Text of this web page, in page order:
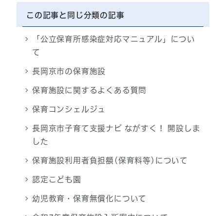
この記事と同じ分類の記事
「公立保育所感染症対応マニュアル」につい
て
長岡京市の保育施設
保育施設に関するよくある質問
保育コンシェルジュ
長岡京市子育て支援ナビ ながすく！ 開設しま
した
保育施設利用者負担額(保育料等)について
認定こども園
幼児教育・保育無償化について